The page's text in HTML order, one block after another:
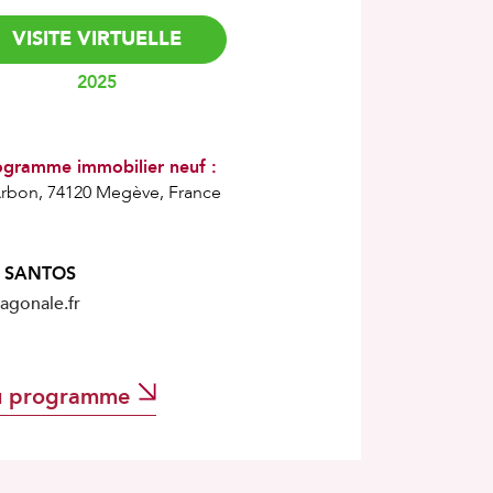
VISITE VIRTUELLE
2025
immobilier neuf :
74120 Megève, France
programme